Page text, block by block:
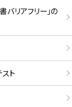
バリアフリー」の
ト